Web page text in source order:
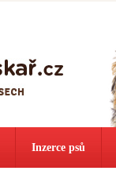
Inzerce psů